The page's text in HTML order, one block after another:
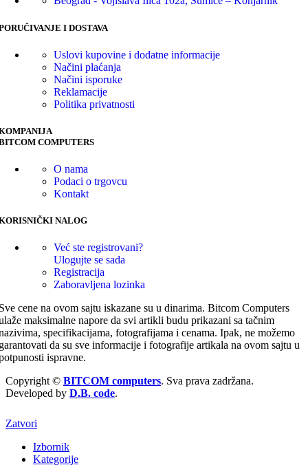
I DOSTAVA
Uslovi kupovine i dodatne informacije
Načini plaćanja
Načini isporuke
Reklamacije
Politika privatnosti
COMPUTERS
O nama
Podaci o trgovcu
Kontakt
NALOG
Već ste registrovani?
Ulogujte se sada
Registracija
Zaboravljena lozinka
cene na ovom sajtu iskazane su u dinarima. Bitcom Computers
maksimalne napore da svi artikli budu prikazani sa tačnim
specifikacijama, fotografijama i cenama. Ipak, ne možemo
da su sve informacije i fotografije artikala na ovom sajtu u
ispravne.
Copyright © BITCOM computers. Sva prava zadržana.
Developed by D.B. code.
Zatvori
Izbornik
Kategorije